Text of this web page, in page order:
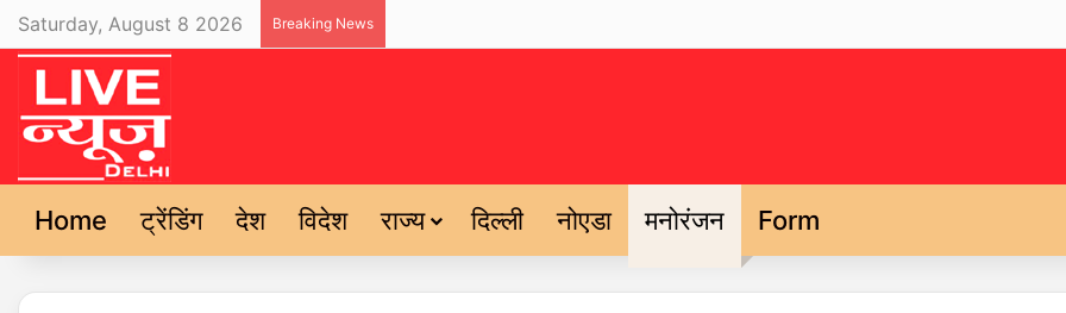
Saturday, August 8 2026 Breaking News
Home ट्रेंडिंग देश विदेश राज्य दिल्ली नोएडा मनोरंजन Form